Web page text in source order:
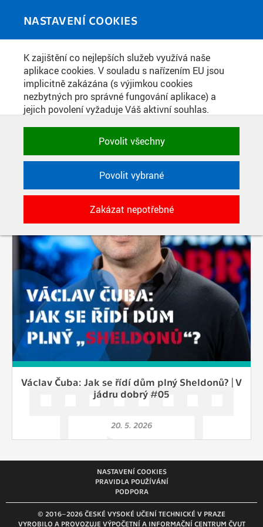
NASTAVENÍ COOKIES
K zajištění co nejlepších služeb využívá naše
aplikace cookies. V souladu s nařízením EU jsou
implicitně zakázána (s výjimkou cookies
nezbytných pro správné fungování aplikace) a
jejich povolení vyžaduje Váš aktivní souhlas.
zakázat, případně vybrat a povolit cookies podle
kategorie. Svoje rozhodnutí můžete samozřejmě
kdykoli změnit.
POTŘEBNÉ
Technické cookies využívané aplikacemi
ČVUT pro uchování jejich nastavení,
vlastností a identifikátorů relace. Jsou
nezbytné pro správné fungování a jsou
vždy aktivní.
ANALYTICKÉ
Slouží pro získávání anonymizovaných
statistických údajů, které nám pomáhají
vylepšovat naše aplikace. Zpravidla jde o
cookies systémů třetích stran, které k
těmto účelům využíváme.
Využívané za účelem zobrazení
správných nabídek a cílení obsahu podle
cookies systémů třetích stran, které nám
s analýzou uživatelského chování
OSTATNÍ
Povolit všechny
Povolit vybrané
Zakázat nepotřebné
MEDIATÉKA
PŘÍSPĚVKY PODLE FILTRU
Aktivní filtry: ŠTÍTEK: JADERNÁ CHEMIE
Václav Čuba: Jak se řídí dům plný Sheldonů? | V
jádru dobrý #05
20. 5. 2026
© 2016–2026 ČESKÉ VYSOKÉ UČENÍ TECHNICKÉ V PRAZE
VYROBILO A PROVOZUJE VÝPOČETNÍ A INFORMAČNÍ CENTRUM ČVUT
NASTAVENÍ COOKIES
PRAVIDLA POUŽÍVÁNÍ
PODPORA